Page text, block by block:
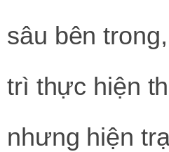
sâu bên
trì thực hiện
nhưng hiện